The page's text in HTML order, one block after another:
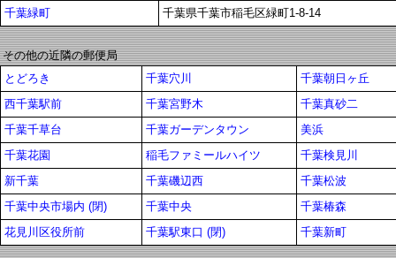
千葉緑町
千葉県千葉市稲毛区緑町1-8-14
その他の近隣の郵便局
とどろき
千葉穴川
千葉朝日ヶ丘
西千葉駅前
千葉宮野木
千葉真砂二
千葉千草台
千葉ガーデンタウン
美浜
千葉花園
稲毛ファミールハイツ
千葉検見川
新千葉
千葉磯辺西
千葉松波
千葉中央市場内 (閉)
千葉中央
千葉椿森
花見川区役所前
千葉駅東口 (閉) 千葉新町